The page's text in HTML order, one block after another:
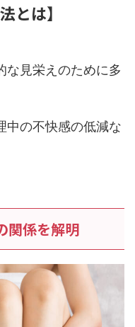
とは】
な見栄えのために多
中の不快感の低減な
関係を解明